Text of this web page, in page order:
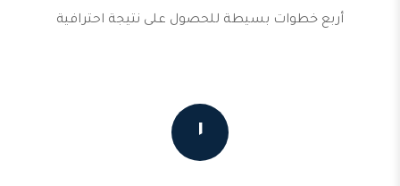
أربع خطوات بسيطة للحصول على نتيجة احترافية
١